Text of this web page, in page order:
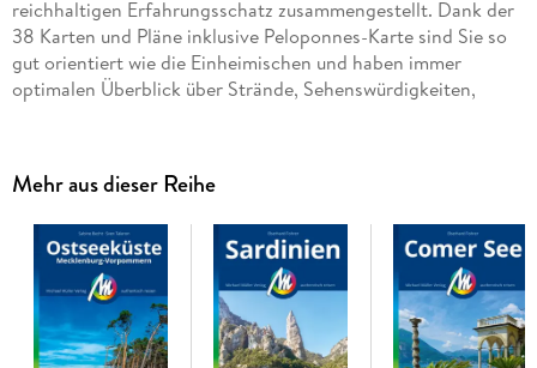
reichhaltigen Erfahrungsschatz zusammengestellt. Dank der
38 Karten und Pläne inklusive Peloponnes-Karte sind Sie so
gut orientiert wie die Einheimischen und haben immer
optimalen Überblick über Strände, Sehenswürdigkeiten,
recherchiert und für Sie ausprobiert. Ökologisch, regional
und nachhaltig wirtschaftende Betriebe sind kenntlich
gemacht. Zahlreiche eingestreute Kurz-Essays vermitteln
interessante Hintergrundinformationen. Die Geheimtipps
des Autors erschließen Ihnen die Highlights ebenso, wie
Sehenswertes abseits bekannter Pfade. Erprobte Tipps und
nützliche reisepraktische Ratschläge runden den Reiseführer
Mehr aus dieser Reihe